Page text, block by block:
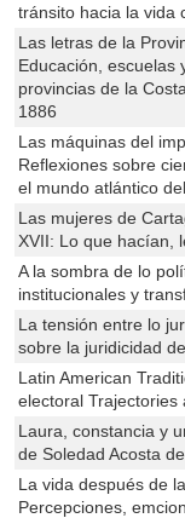
tránsito hacia la vida
Las letras de la
Educación, escuelas
provincias de la
1886
Las máquinas del
Reflexiones sobre
el mundo atlántico
Las mujeres de
XVII: Lo que hacían,
A la sombra de lo
institucionales y
La tensión entre lo
sobre la juridicidad
Latin American
electoral Trajectories
Laura, constancia y
de Soledad Acosta
La vida después de
Percepciones,